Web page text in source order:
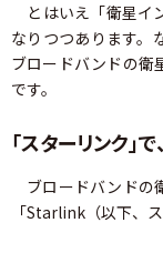
とはいえ「衛星イ
なりつつあります。
ブロードバンドの衛
です。
「スターリンク」
ブロードバンドの
「Starlink（以下、